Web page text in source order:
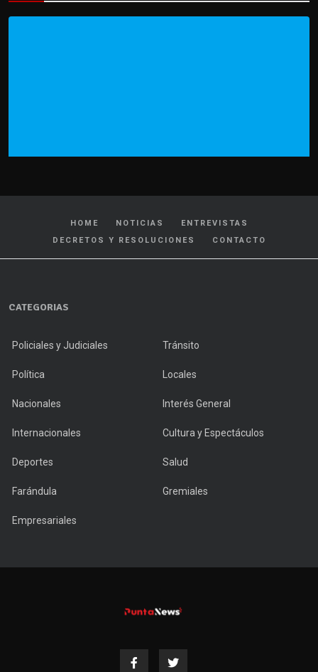
HOME NOTICIAS
ENTREVISTAS
DECRETOS Y RESOLUCIONES
CONTACTO
CATEGORIAS
Policiales y Judiciales Tránsito
Política Locales
Nacionales Interés General
Internacionales Cultura y Espectáculos
Deportes Salud
Farándula Gremiales
Empresariales